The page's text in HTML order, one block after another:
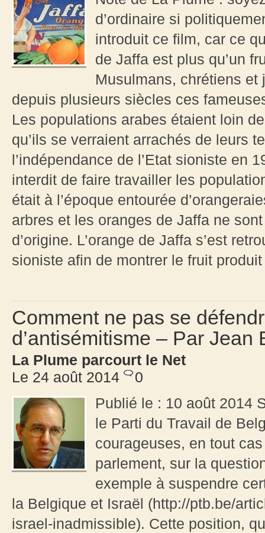
d’ordinaire si
introduit ce film, car ce
de Jaffa est plus qu’un
Musulmans, chrétiens
depuis plusieurs siècles ces
Les populations arabes étaient loin
qu’ils se verraient arrachés de leurs
l’indépendance de l’Etat sioniste en
interdit de faire travailler les
était à l’époque entourée
arbres et les oranges de Jaffa ne
d’origine. L’orange de Jaffa s’est
sioniste afin de montrer le fruit
Comment ne pas se
d’antisémitisme – Par Jean
La Plume parcourt le Net
Le 24 août 2014
0
Publié le : 10 août 2014
le Parti du Travail de
courageuses, en tout
parlement, sur la
exemple à suspendre
la Belgique et Israël (http://ptb.be/
israel-inadmissible). Cette position,